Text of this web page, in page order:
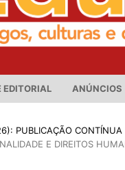
EDITORIAL ANÚNCIOS
PUBLICAÇÃO CONTÍNUA
E DIREITOS